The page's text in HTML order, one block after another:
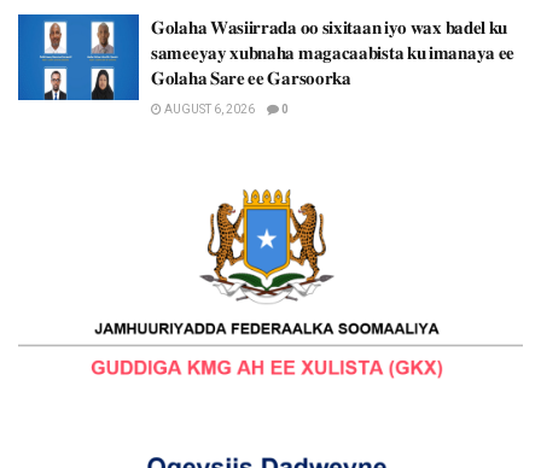
𝐆𝐨𝐥𝐚𝐡𝐚 𝐖𝐚𝐬𝐢𝐢𝐫𝐫𝐚𝐝𝐚 𝐨𝐨 𝐬𝐢𝐱𝐢𝐭𝐚𝐚𝐧 𝐢𝐲𝐨 𝐰𝐚𝐱 𝐛𝐚𝐝𝐞𝐥 𝐤𝐮
𝐬𝐚𝐦𝐞𝐞𝐲𝐚𝐲 𝐱𝐮𝐛𝐧𝐚𝐡𝐚 𝐦𝐚𝐠𝐚𝐜𝐚𝐚𝐛𝐢𝐬𝐭𝐚 𝐤𝐮 𝐢𝐦𝐚𝐧𝐚𝐲𝐚 𝐞𝐞
𝐆𝐨𝐥𝐚𝐡𝐚 𝐒𝐚𝐫𝐞 𝐞𝐞 𝐆𝐚𝐫𝐬𝐨𝐨𝐫𝐤𝐚
AUGUST 6, 2026 0